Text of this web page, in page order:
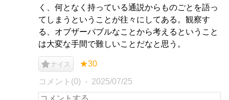
く、何となく持っている通説からものごとを語っ
てしまうということが往々にしてある。観察す
る、オブザーバブルなことから考えるということ
は大変な手間で難しいことだなと思う。
ナイス ★30
コメント(0) 2025/07/25